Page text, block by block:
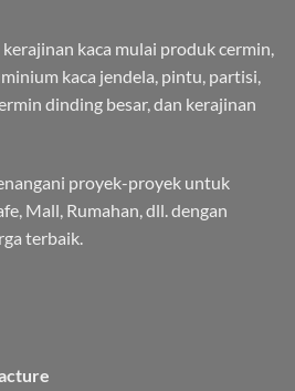
kaca mulai produk cermin,
kaca jendela, pintu, partisi,
dinding besar, dan kerajinan
proyek-proyek untuk
Mall, Rumahan, dll. dengan
terbaik.